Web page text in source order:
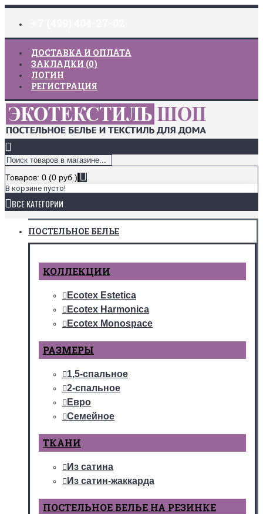
ДОСТАВКА И ОПЛАТА
ЗАКЛАДКИ (0)
ЛОГИН
РЕГИСТРАЦИЯ
Товаров: 0 (0 руб.)
В корзине пусто!
ВСЕ КАТЕГОРИИ
ПОСТЕЛЬНОЕ БЕЛЬЕ
КОЛЛЕКЦИИ
Ecotex Estetica
Ecotex Harmonica
Ecotex Monospace
РАЗМЕРЫ
1,5-спальное
2-спальное
Евро
Семейное
ТКАНИ
Из сатина
Из сатин-жаккарда
ПОСТЕЛЬНОЕ БЕЛЬЕ НА РЕЗИНКЕ